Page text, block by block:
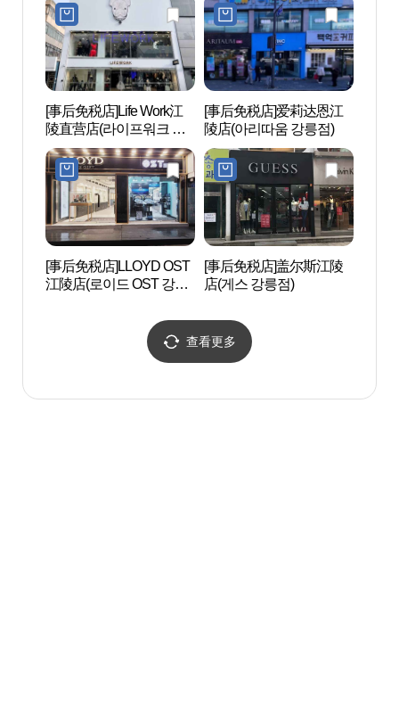
점)
[事后免税店]Life Work江
陵直营店(라이프워크 강
릉직영점)
[事后免税店]爱莉达恩江
陵店(아리따움 강릉점)
[事后免税店]LLOYD OST
江陵店(로이드 OST 강릉
[事后免税店]盖尔斯江陵
店(게스 강릉점)
查看更多